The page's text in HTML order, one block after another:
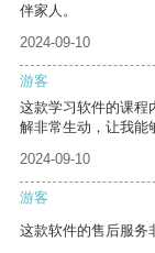
伴家人。
2024-09-10
游客
这款学习软件的课程
解非常生动，让我能
2024-09-10
游客
这款软件的售后服务